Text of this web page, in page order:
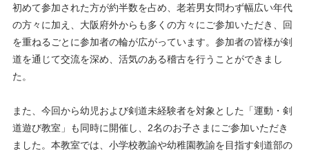
初めて参加された方が約半数を占め、老若男女問わず幅広い年代
の方々に加え、大阪府外からも多くの方々にご参加いただき、回
を重ねるごとに参加者の輪が広がっています。参加者の皆様が剣
道を通じて交流を深め、活気のある稽古を行うことができまし
た。
また、今回から幼児および剣道未経験者を対象とした「運動・剣
道遊び教室」も同時に開催し、2名のお子さまにご参加いただき
ました。本教室では、小学校教諭や幼稚園教諭を目指す剣道部の